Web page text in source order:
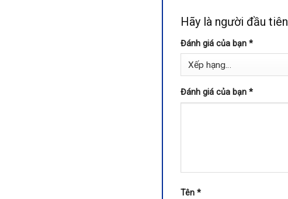
Hãy là người đầu
Đánh giá của bạn *
Đánh giá của bạn *
Tên *